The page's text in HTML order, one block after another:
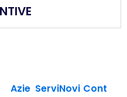
Azie ServiNovi Cont